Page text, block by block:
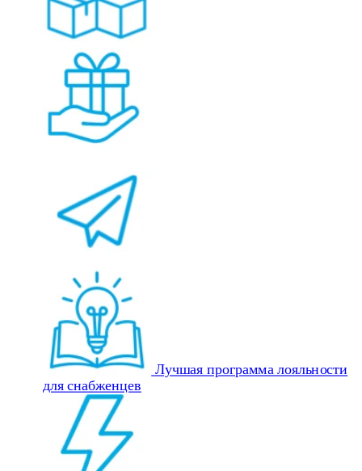
Лучшая программа лояльности
для снабженцев